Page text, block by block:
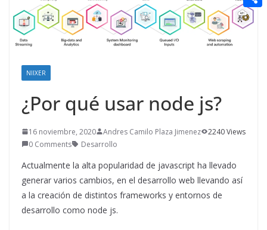
NIIXER
¿Por qué usar node js?
16 noviembre, 2020 Andres Camilo Plaza Jimenez
2240 Views
0 Comments
Desarrollo
Actualmente la alta popularidad de javascript ha llevado
generar varios cambios, en el desarrollo web llevando así
a la creación de distintos frameworks y entornos de
desarrollo como node js.
n
g
e
e
e
a
i
e
d
C
t